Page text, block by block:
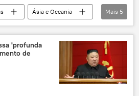
Ásia e Oceania
Coreia do Norte
Mais 5
'profunda
de